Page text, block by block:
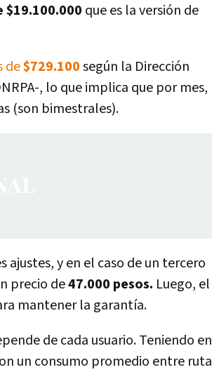
$19.100.000 que es la versión de
de$729.100según la Dirección
, lo que implica que por mes,
(son bimestrales).
y en el caso de un tercero
precio de47.000 pesos. Luego, el
mantener la garantía.
de cada usuario. Teniendo en
un consumo promedio entre ruta